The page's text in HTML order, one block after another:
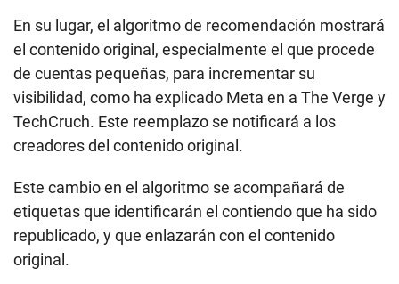
En su lugar, el algoritmo de recomendación mostrará
el contenido original, especialmente el que procede
de cuentas pequeñas, para incrementar su
visibilidad, como ha explicado Meta en a The Verge y
TechCruch. Este reemplazo se notificará a los
creadores del contenido original.
Este cambio en el algoritmo se acompañará de
etiquetas que identificarán el contiendo que ha sido
republicado, y que enlazarán con el contenido
original.